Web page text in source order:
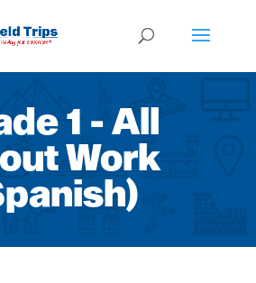
1 - All
Work